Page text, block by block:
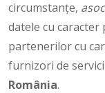
circumstanțe,
datele cu caracter
partenerilor cu
furnizori de
România.